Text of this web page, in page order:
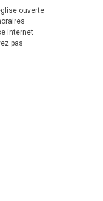
ouverte
internet
pas